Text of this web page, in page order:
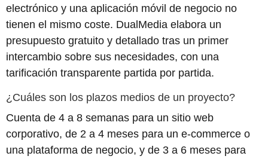
electrónico y una aplicación móvil de negocio no
tienen el mismo coste. DualMedia elabora un
presupuesto gratuito y detallado tras un primer
intercambio sobre sus necesidades, con una
tarificación transparente partida por partida.
¿Cuáles son los plazos medios de un proyecto?
Cuenta de 4 a 8 semanas para un sitio web
corporativo, de 2 a 4 meses para un e-commerce o
una plataforma de negocio, y de 3 a 6 meses para